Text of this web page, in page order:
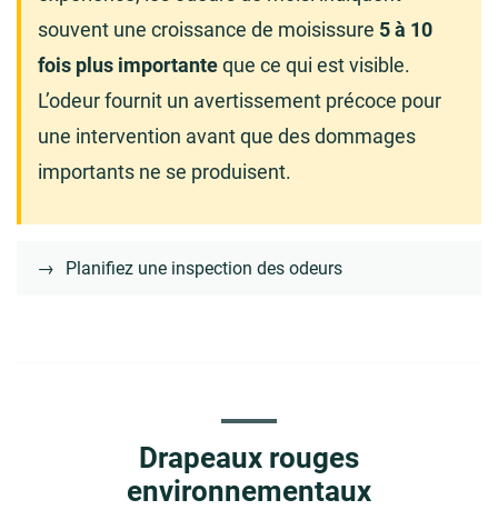
souvent une croissance de moisissure 5 à 10
fois plus importanteque ce qui est visible.
L’odeur fournit un avertissement précoce pour
une intervention avant que des dommages
importants ne se produisent.
→ Planifiez une inspection des odeurs
Drapeaux rouges
environnementaux